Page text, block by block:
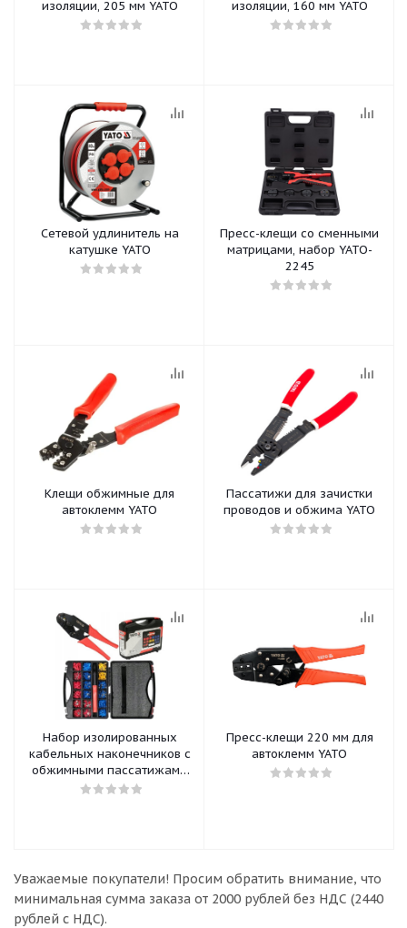
изоляции, 205 мм YATO изоляции, 160 мм YATO
Сетевой удлинитель на
катушке YATO
Пресс-клещи со сменными
матрицами, набор YATO-
2245
Клещи обжимные для
автоклемм YATO
Пассатижи для зачистки
проводов и обжима YATO
Набор изолированных
кабельных наконечников с
обжимными пассатижами
YATO
Пресс-клещи 220 мм для
автоклемм YATO
Уважаемые покупатели! Просим обратить внимание, что
минимальная сумма заказа от 2000 рублей без НДС (2440
рублей с НДС).